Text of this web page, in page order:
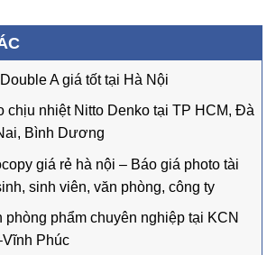
A giá tốt tại Hà Nội
chịu nhiệt Nitto Denko tại TP HCM, Đà
Bình Dương
giá rẻ hà nội – Báo giá photo tài
sinh viên, văn phòng, công ty
phòng phẩm chuyên nghiệp tại KCN
Phúc